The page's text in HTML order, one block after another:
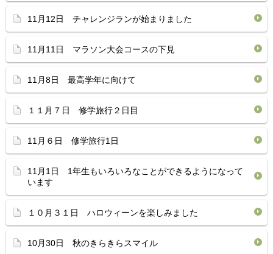
11月12日 チャレンジランが始まりました
11月11日 マラソン大会コースの下見
11月8日 最高学年に向けて
１１月７日 修学旅行２日目
11月６日 修学旅行1日
11月1日 1年生もいろいろなことができるようになって
います
１０月３１日 ハロウィーンを楽しみました
10月30日 秋のきらきらスマイル